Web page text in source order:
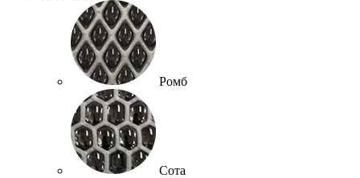
Ромб
Сота